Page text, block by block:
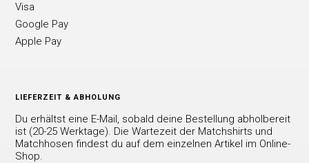
Visa
Google Pay
Apple Pay
LIEFERZEIT & ABHOLUNG
Du erhältst eine E-Mail, sobald deine Bestellung abholbereit
ist (20-25 Werktage). Die Wartezeit der Matchshirts und
Matchhosen findest du auf dem einzelnen Artikel im Online-
Shop.